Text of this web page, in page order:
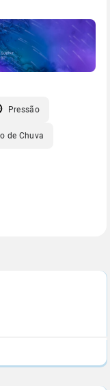
Pressão
de Chuva